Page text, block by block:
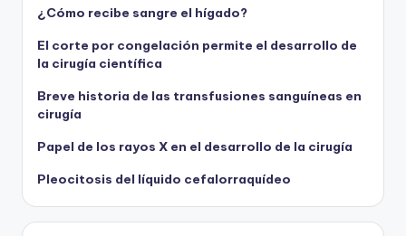
¿Cómo recibe sangre el hígado?
El corte por congelación permite el desarrollo de
la cirugía científica
Breve historia de las transfusiones sanguíneas en
cirugía
Papel de los rayos X en el desarrollo de la cirugía
Pleocitosis del líquido cefalorraquídeo